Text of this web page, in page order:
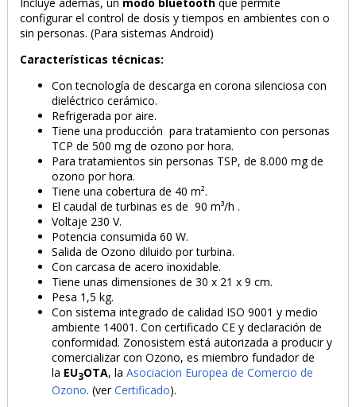
PRODUCTO AÑADIDO AL CARRITO
configurar el control de dosis y tiempos en ambientes con o
sin personas. (Para sistemas Android)
Características técnicas:
Con tecnología de descarga en corona silenciosa con
dieléctrico cerámico.
Refrigerada por aire.
Tiene una producción para tratamiento con personas
TCP de 500 mg de ozono por hora.
Para tratamientos sin personas TSP, de 8.000 mg de
ozono por hora.
Tiene una cobertura de 40 m².
El caudal de turbinas es de 90 m³/h .
Voltaje 230 V.
Potencia consumida 60 W.
Salida de Ozono diluido por turbina.
Con carcasa de acero inoxidable.
Tiene unas dimensiones de 30 x 21 x 9 cm.
Pesa 1,5 kg.
Con sistema integrado de calidad ISO 9001 y medio
ambiente 14001. Con certificado CE y declaración de
conformidad. Zonosistem está autorizada a producir y
comercializar con Ozono, es miembro fundador de
la EU3OTA, laAsociacion Europea de Comercio de
Ozono. (verCertificado).